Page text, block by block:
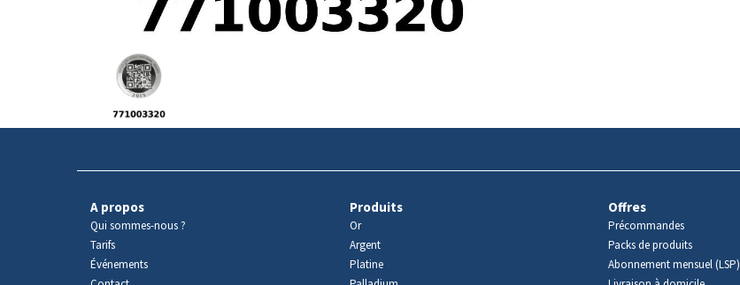
produit
A propos
Qui sommes-nous ?
Tarifs
Événements
Produits
Or
Argent
Platine
Offres
Précommandes
Packs de produits
Abonnement mensuel (LSP)